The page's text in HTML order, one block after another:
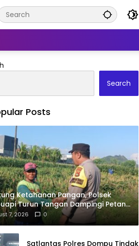
Search
Posts
Ketahanan Pangan, Polsek
Turun Tangan Dampingi Petani
Karang Bongkot
7, 2026 0
Satlantas Polres Dompu Tindak